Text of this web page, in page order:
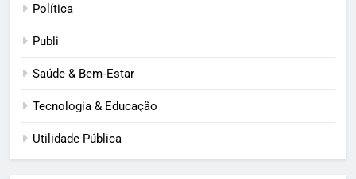
Política
Publi
Saúde & Bem‑Estar
Tecnologia & Educação
Utilidade Pública